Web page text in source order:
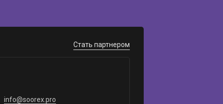
Стать партнером
info@soorex.pro